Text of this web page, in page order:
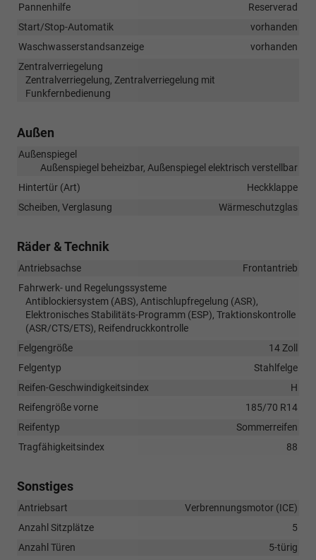
Pannenhilfe
Reserverad
Start/Stop-Automatik
vorhanden
Waschwasserstandsanzeige
vorhanden
Zentralverriegelung
Zentralverriegelung, Zentralverriegelung mit
Funkfernbedienung
Außen
Außenspiegel
Außenspiegel beheizbar, Außenspiegel elektrisch verstellbar
Hintertür (Art)
Heckklappe
Scheiben, Verglasung
Wärmeschutzglas
Räder & Technik
Antriebsachse
Frontantrieb
Fahrwerk- und Regelungssysteme
Antiblockiersystem (ABS), Antischlupfregelung (ASR),
Elektronisches Stabilitäts-Programm (ESP), Traktionskontrolle
(ASR/CTS/ETS), Reifendruckkontrolle
Felgengröße
14 Zoll
Felgentyp
Stahlfelge
Reifen-Geschwindigkeitsindex
H
Reifengröße vorne
185/70 R14
Reifentyp
Sommerreifen
Tragfähigkeitsindex
88
Sonstiges
Antriebsart
Verbrennungsmotor (ICE)
Anzahl Sitzplätze
5
Anzahl Türen
5-türig